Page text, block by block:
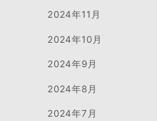
2024年11月
2024年10月
2024年9月
2024年8月
2024年7月